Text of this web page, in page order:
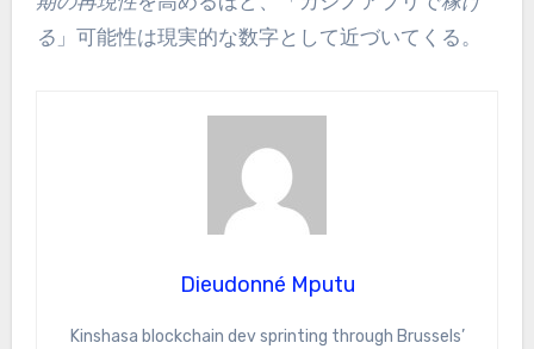
る 」可能性は現実的な数字として近づいてくる。
Dieudonné Mputu
Kinshasa blockchain dev sprinting through Brussels’